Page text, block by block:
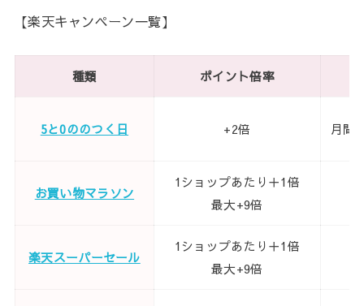
【楽天キャンペーン一覧】
種類 ポイント倍率
5と0ののつく日 +2倍 月間
お買い物マラソン
1ショップあたり＋1倍
最大+9倍
楽天スーパーセール
1ショップあたり＋1倍
最大+9倍